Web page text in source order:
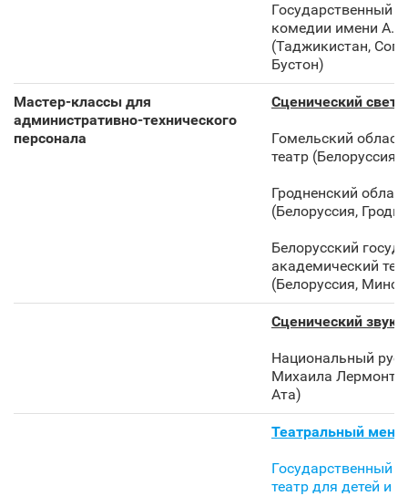
Государственный
комедии имени
(Таджикистан,
Бустон)
Мастер-классы для
административно-технического
персонала
Сценический свет
Гомельский
театр (Белоруссия,
Гродненский
(Белоруссия,
Белорусский
академический
(Белоруссия,
Сценический звук
Национальный
Михаила
Ата)
Театральный
Государственный
театр для детей и